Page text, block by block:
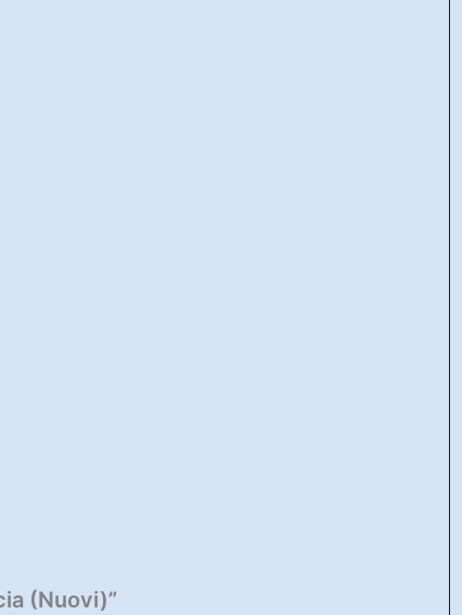
(Nuovi)”